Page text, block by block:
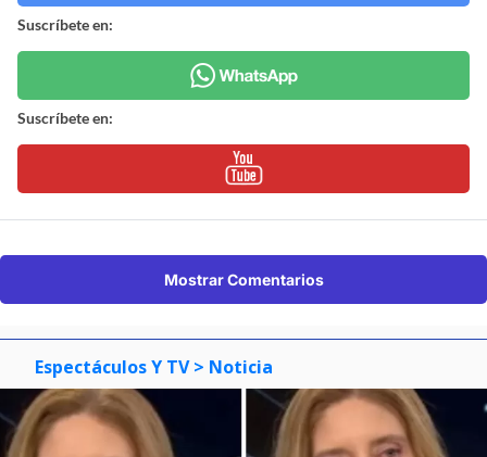
Suscríbete en:
Suscríbete en:
Mostrar Comentarios
Espectáculos Y TV > Noticia